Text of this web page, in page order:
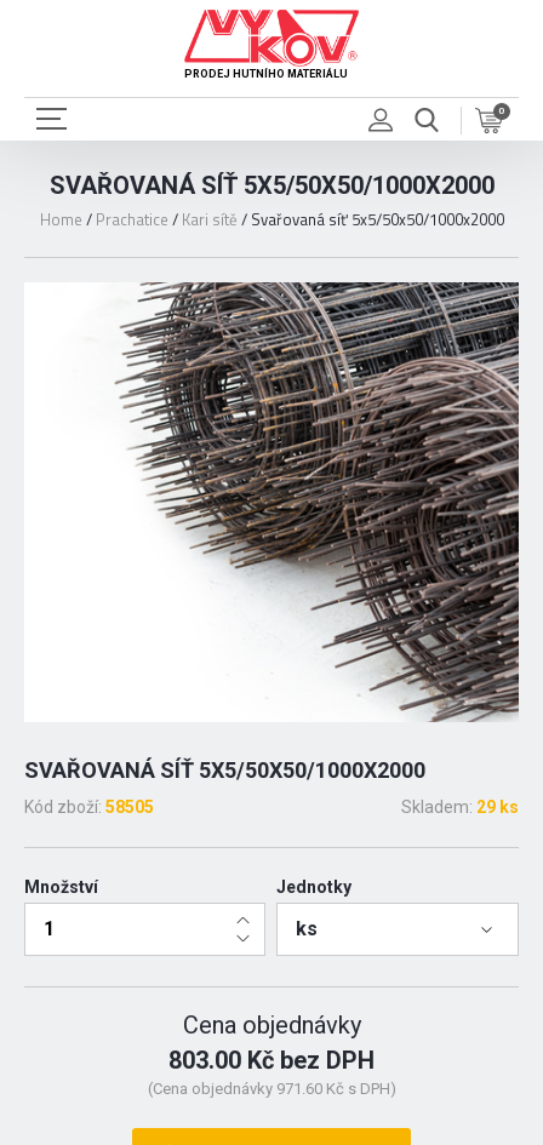
PRODEJ HUTNÍHO MATERIÁLU
0
SVAŘOVANÁ SÍŤ 5X5/50X50/1000X2000
Home / Prachatice / Kari sítě / Svařovaná síť 5x5/50x50/1000x2000
SVAŘOVANÁ SÍŤ 5X5/50X50/1000X2000
Kód zboží: 58505 Skladem: 29 ks
Množství Jednotky
ks
Cena objednávky
803.00 Kč bez DPH
(Cena objednávky 971.60 Kč s DPH)